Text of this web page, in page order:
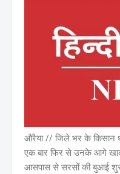
औरैया // जिले भर के किसान
एक बार फिर से उनके आगे
आसपास से सरसों की बुआई